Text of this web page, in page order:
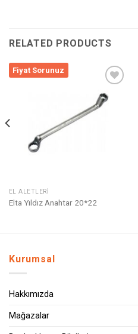
RELATED PRODUCTS
Fiyat Sorunuz
Listeme
EL ALETLERI
Elta Yıldız Anahtar 20*22
Kurumsal
Hakkımızda
Mağazalar